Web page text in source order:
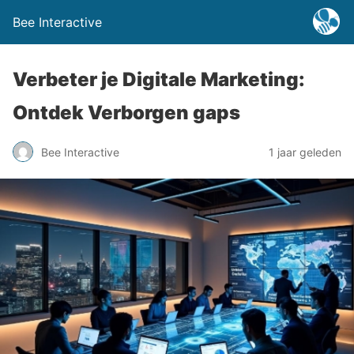
Bee Interactive
Verbeter je Digitale Marketing:
Ontdek Verborgen gaps
Bee Interactive 1 jaar geleden